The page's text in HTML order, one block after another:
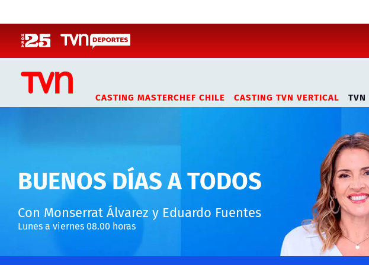
CASTING MASTERCHEF CHILE CASTING TVN VERTICAL TVN
BUENOS DÍAS A TODOS
Con Monserrat Álvarez y Eduardo Fuentes
Lunes a viernes 08.00 horas